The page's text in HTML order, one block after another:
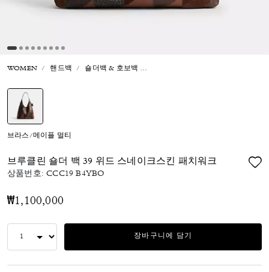
WOMEN 핸드백 숄더백 & 호보백
브라스/메이플 멀티
브루클린 숄더 백 39 위드 스네이크스킨 패치워크
상품번호:CCC19 B4YBO
₩1,100,000
장바구니에 담기